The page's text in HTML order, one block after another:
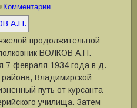
Комментарии
продолжительной
ВОЛКОВ А.П.
7 февраля 1934 года в д.
Владимирской
путь от курсанта
училища. Затем